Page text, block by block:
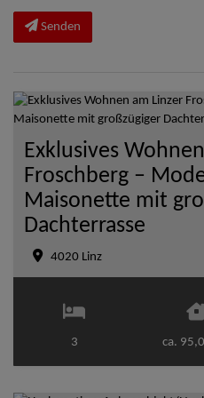
Senden
Exklusives
Froschberg –
Maisonette mit
Dachterrasse
4020 Linz
3 ca.